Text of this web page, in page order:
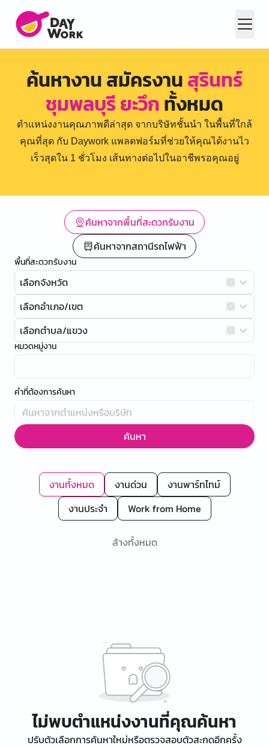
ค้นหางาน สมัครงานสุรินทร์
ชุมพลบุรี ยะวึกทั้งหมด
ตำแหน่งงานคุณภาพดีล่าสุด จากบริษัทชั้นนำ ในพื้นที่ใกล้
คุณที่สุด กับ Daywork แพลตฟอร์มที่ช่วยให้คุณได้งานไว
เร็วสุดใน 1 ชั่วโมง เส้นทางต่อไปในอาชีพรอคุณอยู่
ค้นหาจากพื้นที่สะดวกรับงาน
ค้นหาจากสถานีรถไฟฟ้า
พื้นที่สะดวกรับงาน
เลือกจังหวัด
เลือกอำเภอ/เขต
เลือกตำบล/แขวง
หมวดหมู่งาน
คำที่ต้องการค้นหา
ค้นหา
งานทั้งหมด งานด่วน
งานพาร์ทไทม์
งานประจำ
Work from Home
ล้างทั้งหมด
ไม่พบตำแหน่งงานที่คุณค้นหา
ปรับตัวเลือกการค้นหาใหม่หรือตรวจสอบตัวสะกดอีกครั้ง